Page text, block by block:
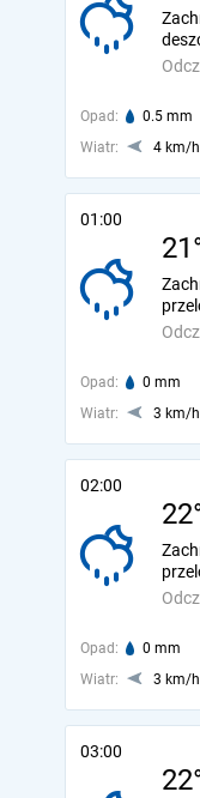
Opad: 0.5 mm
Wiatr:
4 km/h
01:00
Opad: 0 mm
Wiatr:
3 km/h
02:00
Opad: 0 mm
Wiatr:
3 km/h
03:00